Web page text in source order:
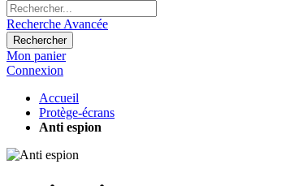
Recherche Avancée
Rechercher
Mon panier
Connexion
Accueil
Protège-écrans
Anti espion